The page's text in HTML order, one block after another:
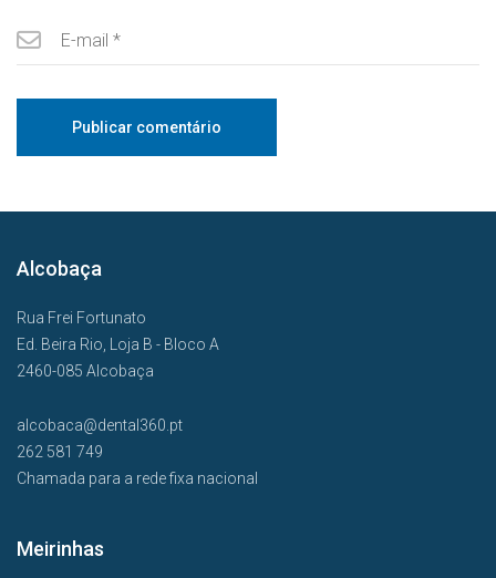
Alcobaça
Rua Frei Fortunato
Ed. Beira Rio, Loja B - Bloco A
2460-085 Alcobaça
alcobaca@dental360.pt
262 581 749
Chamada para a rede fixa nacional
Meirinhas